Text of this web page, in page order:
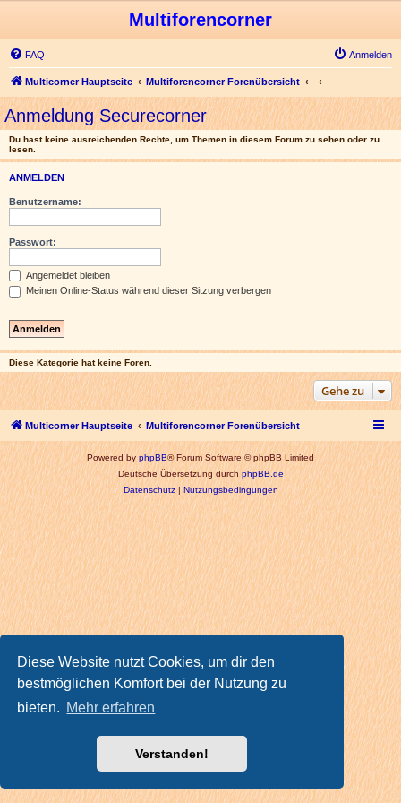
Diese Website nutzt Cookies, um dir den
bestmöglichen Komfort bei der Nutzung zu
bieten. Mehr erfahren
Verstanden!
Multiforencorner
FAQ Anmelden
Multicorner Hauptseite Multiforencorner Forenübersicht
Anmeldung Securecorner
Du hast keine ausreichenden Rechte, um Themen in diesem Forum zu sehen oder zu
lesen.
ANMELDEN
Benutzername:
Passwort:
Angemeldet bleiben
Meinen Online-Status während dieser Sitzung verbergen
Diese Kategorie hat keine Foren.
Gehe zu
Multicorner Hauptseite Multiforencorner Forenübersicht
Powered byphpBB® Forum Software © phpBB Limited
Deutsche Übersetzung durchphpBB.de
Datenschutz|Nutzungsbedingungen